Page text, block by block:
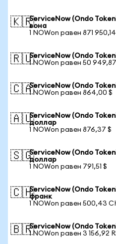
🇰🇷ServiceNow (Ondo
вона
1 NOWon равен 871
🇷🇺ServiceNow (Ondo
1 NOWon равен 50
🇨🇦ServiceNow (Ondo
1 NOWon равен 864,00 $
🇦🇺ServiceNow (Ondo
доллар
1 NOWon равен 876,37 $
🇸🇬ServiceNow (Ondo
доллар
1 NOWon равен 791,51 $
🇨🇭ServiceNow (Ondo
франк
1 NOWon равен 500,43
🇧🇷ServiceNow (Ondo
1 NOWon равен 3 156,92